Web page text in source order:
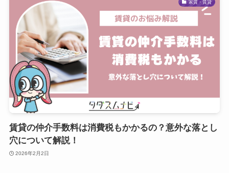
家賃・賃貸
賃貸の仲介手数料は消費税もかかるの？意外な落とし
穴について解説！
2026年2月2日